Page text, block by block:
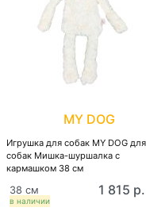
MY DOG
Игрушка для собак MY DOG для
собак Мишка-шуршалка с
кармашком 38 см
в наличии
38 см 1 815 р.